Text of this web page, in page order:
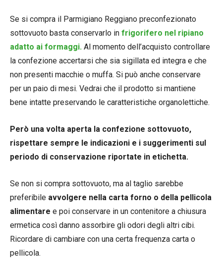
Se si compra il Parmigiano Reggiano preconfezionato
sottovuoto basta conservarlo in frigorifero nel ripiano
adatto ai formaggi. Al momento dell’acquisto controllare
la confezione accertarsi che sia sigillata ed integra e che
non presenti macchie o muffa. Si può anche conservare
per un paio di mesi. Vedrai che il prodotto si mantiene
bene intatte preservando le caratteristiche organolettiche.
Però una volta aperta la confezione sottovuoto,
rispettare sempre le indicazioni e i suggerimenti sul
periodo di conservazione riportate in etichetta.
Se non si compra sottovuoto, ma al taglio sarebbe
preferibile avvolgere nella carta forno o della pellicola
alimentare e poi conservare in un contenitore a chiusura
ermetica così danno assorbire gli odori degli altri cibi.
Ricordare di cambiare con una certa frequenza carta o
pellicola.